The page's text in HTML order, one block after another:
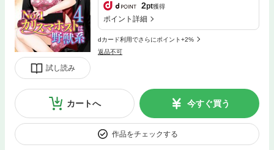
試し読み
2pt獲得
ポイント詳細
dカード利用でさらにポイント+2%
返品不可
カートへ 今すぐ買う
作品をチェックする